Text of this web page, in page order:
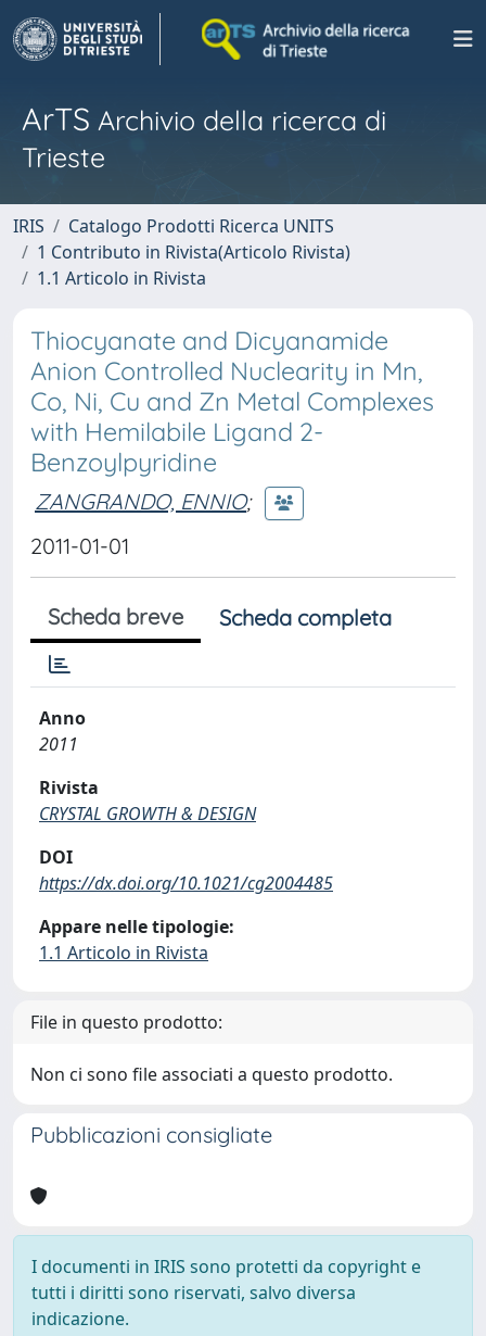
ArTS Archivio della ricerca di
Trieste
IRIS
Catalogo Prodotti Ricerca UNITS
1 Contributo in Rivista(Articolo Rivista)
1.1 Articolo in Rivista
Thiocyanate and Dicyanamide
Anion Controlled Nuclearity in Mn,
Co, Ni, Cu and Zn Metal Complexes
with Hemilabile Ligand 2-
Benzoylpyridine
ZANGRANDO, ENNIO;
2011-01-01
Scheda breve Scheda completa
Anno
2011
Rivista
CRYSTAL GROWTH & DESIGN
DOI
https://dx.doi.org/10.1021/cg2004485
Appare nelle tipologie:
1.1 Articolo in Rivista
File in questo prodotto:
Non ci sono file associati a questo prodotto.
Pubblicazioni consigliate
I documenti in IRIS sono protetti da copyright e
tutti i diritti sono riservati, salvo diversa
indicazione.